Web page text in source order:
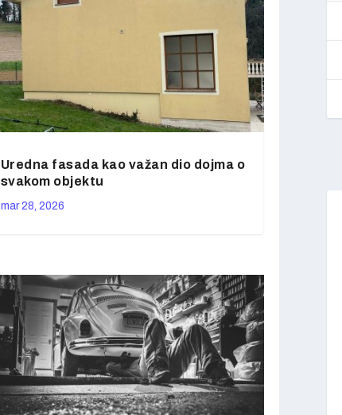
Uredna fasada kao važan dio dojma o
svakom objektu
mar 28, 2026